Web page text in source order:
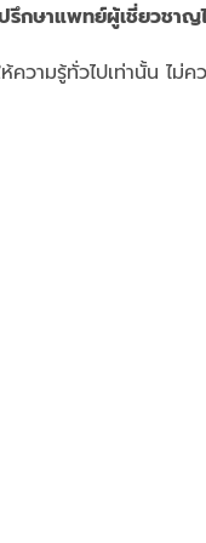
กษาแพทย์ผู้เชี่ยวชาญ
วามรู้ทั่วไปเท่านั้น ไม่